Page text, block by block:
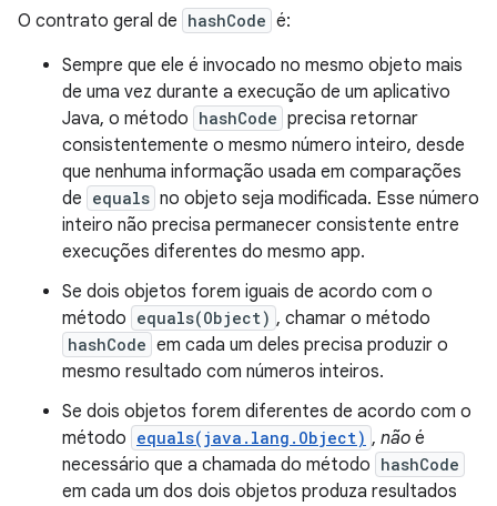
O contrato geral de hashCode é:
Sempre que ele é invocado no mesmo objeto mais
de uma vez durante a execução de um aplicativo
Java, o método hashCode precisa retornar
consistentemente o mesmo número inteiro, desde
que nenhuma informação usada em comparações
de equals no objeto seja modificada. Esse número
inteiro não precisa permanecer consistente entre
execuções diferentes do mesmo app.
Se dois objetos forem iguais de acordo com o
método equals(Object) , chamar o método
hashCode em cada um deles precisa produzir o
mesmo resultado com números inteiros.
Se dois objetos forem diferentes de acordo com o
método equals(java.lang.Object) , não é
necessário que a chamada do método hashCode
em cada um dos dois objetos produza resultados